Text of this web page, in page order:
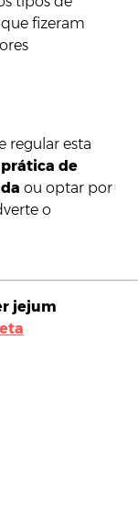
fizeram
regular esta
de
ou optar por
o
jejum